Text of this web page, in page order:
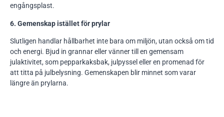
engångsplast.
6. Gemenskap istället för prylar
Slutligen handlar hållbarhet inte bara om miljön, utan också om tid
och energi. Bjud in grannar eller vänner till en gemensam
julaktivitet, som pepparkaksbak, julpyssel eller en promenad för
att titta på julbelysning. Gemenskapen blir minnet som varar
längre än prylarna.